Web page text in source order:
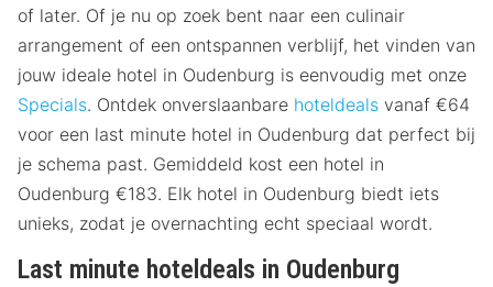
of later. Of je nu op zoek bent naar een culinair
arrangement of een ontspannen verblijf, het vinden van
jouw ideale hotel in Oudenburg is eenvoudig met onze
Specials. Ontdek onverslaanbare hoteldeals vanaf €64
voor een last minute hotel in Oudenburg dat perfect bij
je schema past. Gemiddeld kost een hotel in
Oudenburg €183. Elk hotel in Oudenburg biedt iets
unieks, zodat je overnachting echt speciaal wordt.
Last minute hoteldeals in Oudenburg